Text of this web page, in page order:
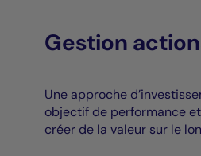
Gestion
Une approche
objectif de performance
créer de la valeur sur le